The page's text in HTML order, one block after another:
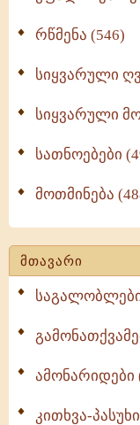
რწმენა (546)
სიყვარული
სიყვარული
სათნოებები
მოთმინება
მთავარი
ამონარიდები
კითხვა-